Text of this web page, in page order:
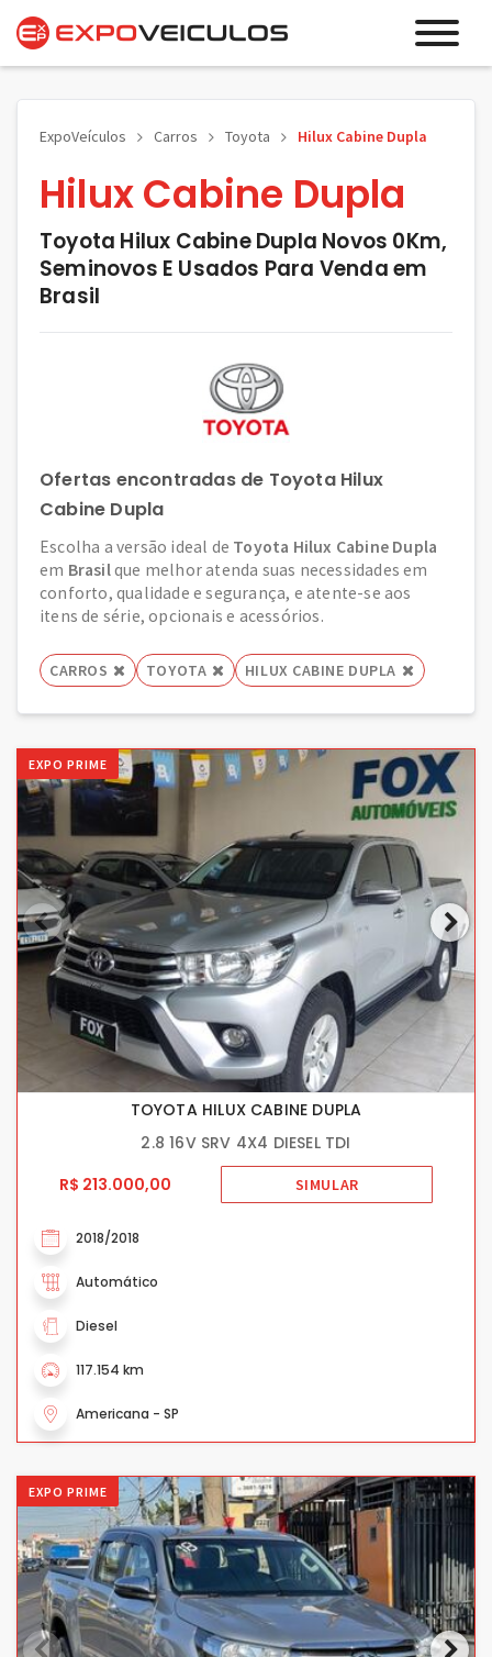
ExpoVeículos Carros Toyota Hilux Cabine Dupla
Hilux Cabine Dupla
Toyota Hilux Cabine Dupla Novos 0Km,
Seminovos E Usados Para Venda em
Brasil
Ofertas encontradas de Toyota Hilux
Cabine Dupla
Escolha a versão ideal de Toyota Hilux Cabine Dupla
em Brasilque melhor atenda suas necessidades em
conforto, qualidade e segurança, e atente-se aos
itens de série, opcionais e acessórios.
CARROS TOYOTA HILUX CABINE DUPLA
EXPO PRIME
TOYOTA HILUX CABINE DUPLA
2.8 16V SRV 4X4 DIESEL TDI
R$ 213.000,00
SIMULAR
2018/2018
Automático
Diesel
117.154 km
Americana - SP
EXPO PRIME